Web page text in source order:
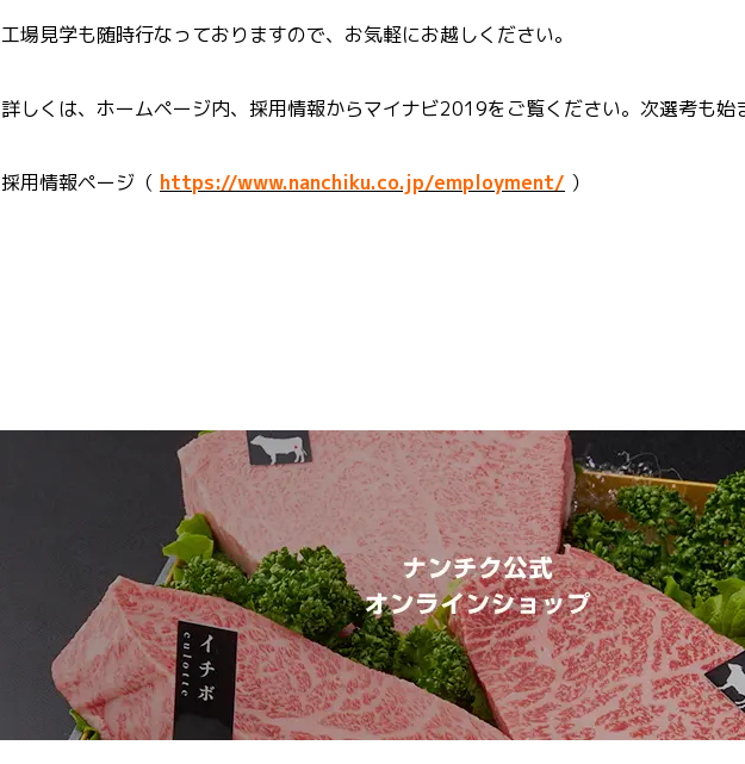
工場見学も随時行なっておりますので、お気軽にお越しください。
詳しくは、ホームページ内、採用情報からマイナビ2019をご覧ください。次選考も始
採用情報ページ（ https://www.nanchiku.co.jp/employment/ ）